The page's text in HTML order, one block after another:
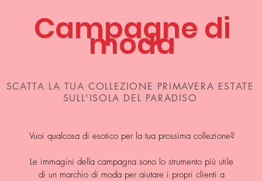
Campagne di
moda
SCATTA LA TUA COLLEZIONE PRIMAVERA ESTATE
SULL'ISOLA DEL PARADISO
Vuoi qualcosa di esotico per la tua prossima collezione?
Le immagini della campagna sono lo strumento più utile
di un marchio di moda per aiutare i propri clienti a